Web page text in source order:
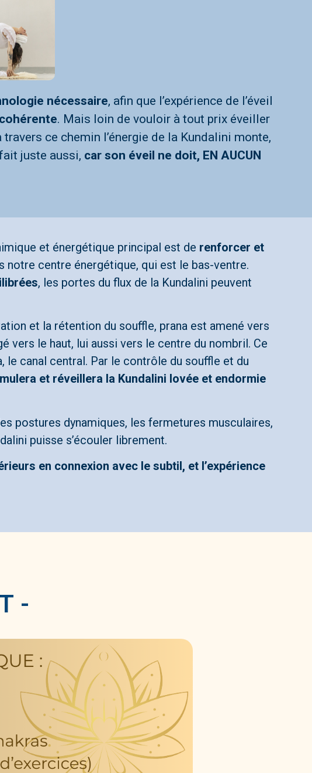
nécessaire, afin que l’expérience de l’éveil
. Mais loin de vouloir à tout prix éveiller
travers ce chemin l’énergie de la Kundalini monte,
juste aussi, car son éveil ne doit, EN AUCUN
et énergétique principal est de renforcer et
notre centre énergétique, qui est le bas-ventre.
, les portes du flux de la Kundalini peuvent
et la rétention du souffle, prana est amené vers
vers le haut, lui aussi vers le centre du nombril. Ce
le canal central. Par le contrôle du souffle et du
et réveillera la Kundalini lovée et endormie
postures dynamiques, les fermetures musculaires,
puisse s’écouler librement.
en connexion avec le subtil, et l’expérience
-